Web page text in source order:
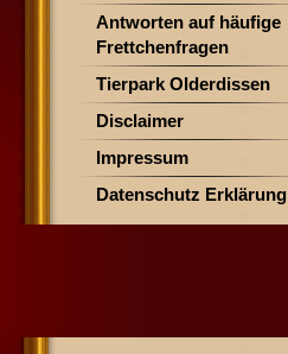
Antworten auf häufige
Frettchenfragen
Tierpark Olderdissen
Disclaimer
Impressum
Datenschutz Erklärung